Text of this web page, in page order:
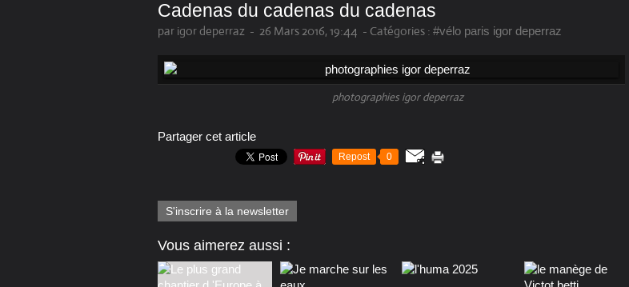
Cadenas du cadenas du cadenas
par igor deperraz - 26 Mars 2016, 19:44 - Catégories : #vélo paris igor deperraz
photographies igor deperraz
Partager cet article
Repost 0
S'inscrire à la newsletter
Vous aimerez aussi :